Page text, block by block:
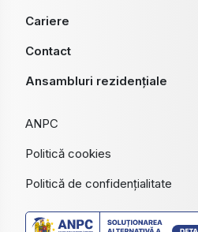
Cariere
Contact
Ansambluri rezidențiale
ANPC
Politică cookies
Politică de confidențialitate